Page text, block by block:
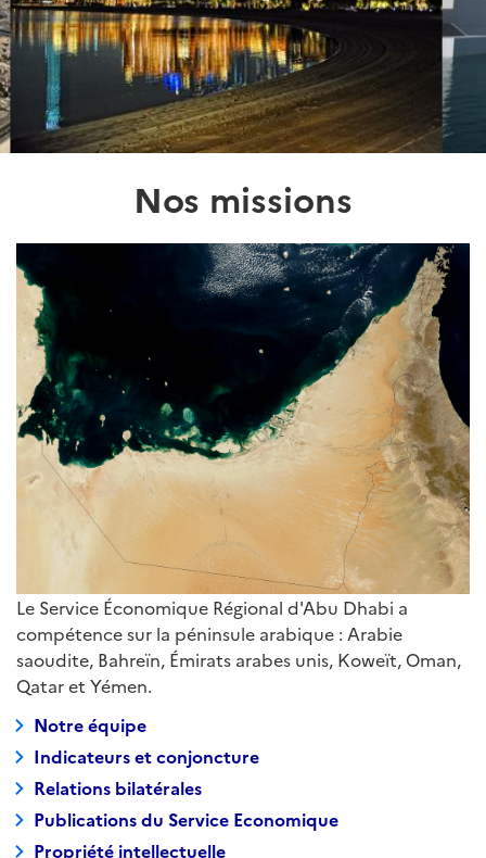
Nos missions
Le Service Économique Régional d'Abu Dhabi a
compétence sur la péninsule arabique : Arabie
saoudite, Bahreïn, Émirats arabes unis, Koweït, Oman,
Qatar et Yémen.
Notre équipe
Indicateurs et conjoncture
Relations bilatérales
Publications du Service Economique
Propriété intellectuelle